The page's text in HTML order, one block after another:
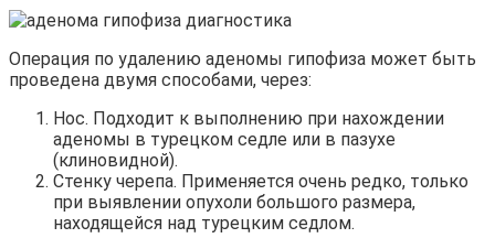
Операция по удалению аденомы гипофиза может быть
проведена двумя способами, через:
Нос. Подходит к выполнению при нахождении
аденомы в турецком седле или в пазухе
(клиновидной).
Стенку черепа. Применяется очень редко, только
при выявлении опухоли большого размера,
находящейся над турецким седлом.